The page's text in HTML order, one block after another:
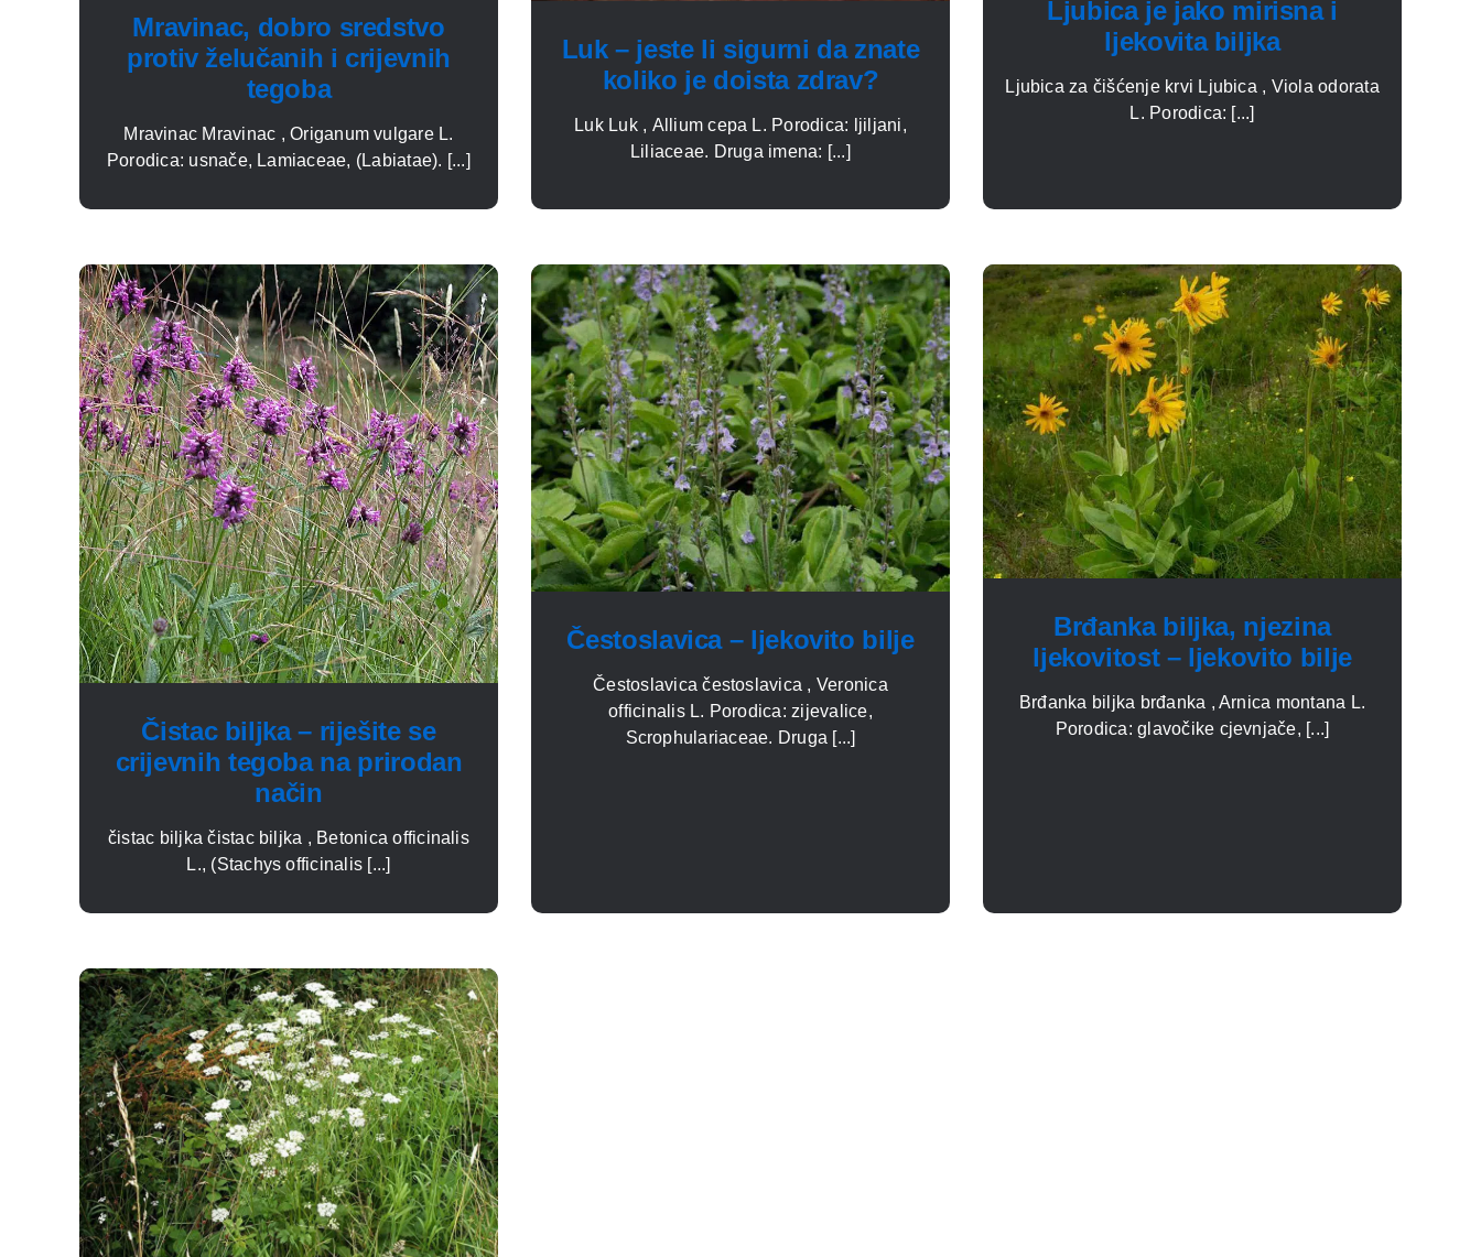
Mravinac, dobro sredstvo
protiv želučanih i crijevnih
tegoba
Mravinac Mravinac , Origanum vulgare L.
Porodica: usnače, Lamiaceae, (Labiatae). [...]
Luk – jeste li sigurni da znate
koliko je doista zdrav?
Luk Luk , Allium cepa L. Porodica: ljiljani,
Liliaceae. Druga imena: [...]
Ljubica je jako mirisna i
ljekovita biljka
Ljubica za čišćenje krvi Ljubica , Viola odorata
L. Porodica: [...]
Čistac biljka – riješite se
crijevnih tegoba na prirodan
način
čistac biljka čistac biljka , Betonica officinalis
L., (Stachys officinalis [...]
Čestoslavica – ljekovito bilje
Čestoslavica čestoslavica , Veronica
officinalis L. Porodica: zijevalice,
Scrophulariaceae. Druga [...]
Brđanka biljka, njezina
ljekovitost – ljekovito bilje
Brđanka biljka brđanka , Arnica montana L.
Porodica: glavočike cjevnjače, [...]